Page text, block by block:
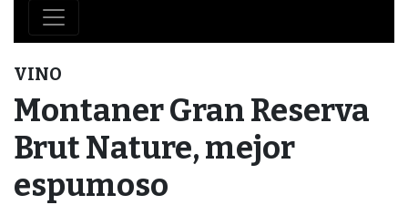
VINO
Montaner Gran Reserva
Brut Nature, mejor
espumoso